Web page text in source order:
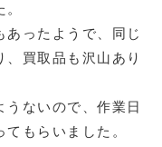
ったようで、同じ
買取品も沢山あり
うないので、作業日
もらいました。